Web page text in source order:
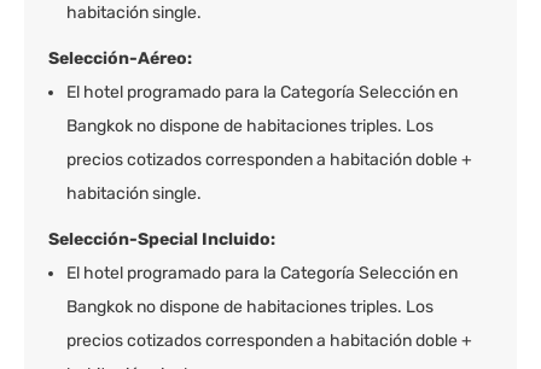
habitación single.
Selección-Aéreo:
El hotel programado para la Categoría Selección en
Bangkok no dispone de habitaciones triples. Los
precios cotizados corresponden a habitación doble +
habitación single.
Selección-Special Incluido:
El hotel programado para la Categoría Selección en
Bangkok no dispone de habitaciones triples. Los
precios cotizados corresponden a habitación doble +